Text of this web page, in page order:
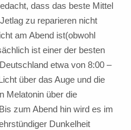
dass das beste Mittel
zu reparieren nicht
am Abend ist(obwohl
ist einer der besten
etwa von 8:00 –
über das Auge und die
Melatonin über die
zum Abend hin wird es im
Dunkelheit